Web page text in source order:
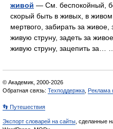
живой — См. беспокойный,
скорый быть в живых, в
мертвого, забирать за живое,
живую струну, задеть за
живую струну, зацепить за…
© Академик, 2000-2026
Обратная связь: Техподдержка Реклама
👣 Путешествия
Экспорт словарей на сайты , сделанные